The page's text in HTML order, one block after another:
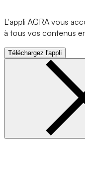
L'appli AGRA vous
à tous vos contenus
Téléchargez l'appli